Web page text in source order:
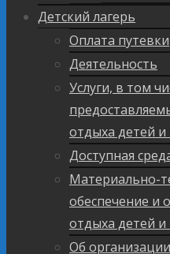
Детский лагерь
Оплата путевки
Деятельность
Услуги, в том
отдыха детей
Доступная
Материально-
обеспечение и
отдыха детей
Об